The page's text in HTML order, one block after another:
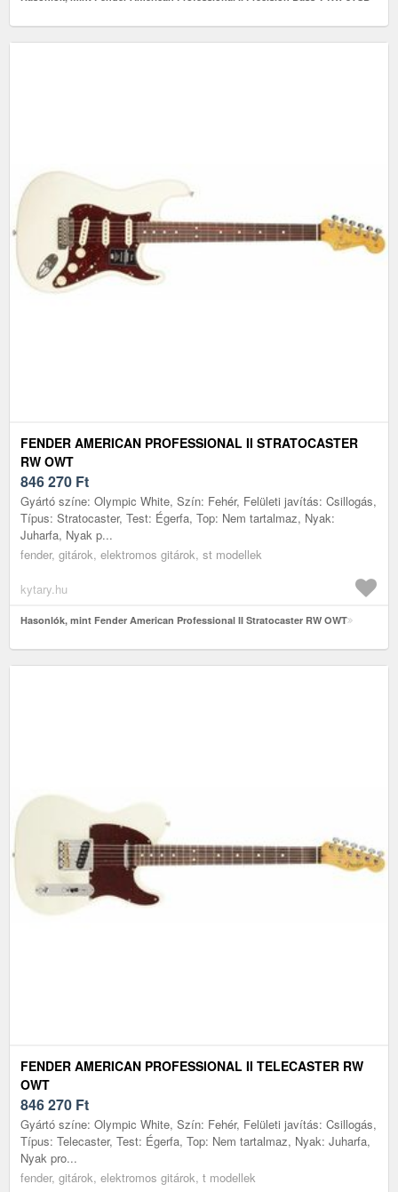
FENDER AMERICAN PROFESSIONAL II STRATOCASTER
RW OWT
846 270 Ft
Gyártó színe: Olympic White, Szín: Fehér, Felületi javítás: Csillogás,
Típus: Stratocaster, Test: Égerfa, Top: Nem tartalmaz, Nyak:
Juharfa, Nyak p...
fender, gitárok, elektromos gitárok, st modellek
kytary.hu
Hasonlók, mint Fender American Professional II Stratocaster RW OWT
FENDER AMERICAN PROFESSIONAL II TELECASTER RW
OWT
846 270 Ft
Gyártó színe: Olympic White, Szín: Fehér, Felületi javítás: Csillogás,
Típus: Telecaster, Test: Égerfa, Top: Nem tartalmaz, Nyak: Juharfa,
Nyak pro...
fender, gitárok, elektromos gitárok, t modellek